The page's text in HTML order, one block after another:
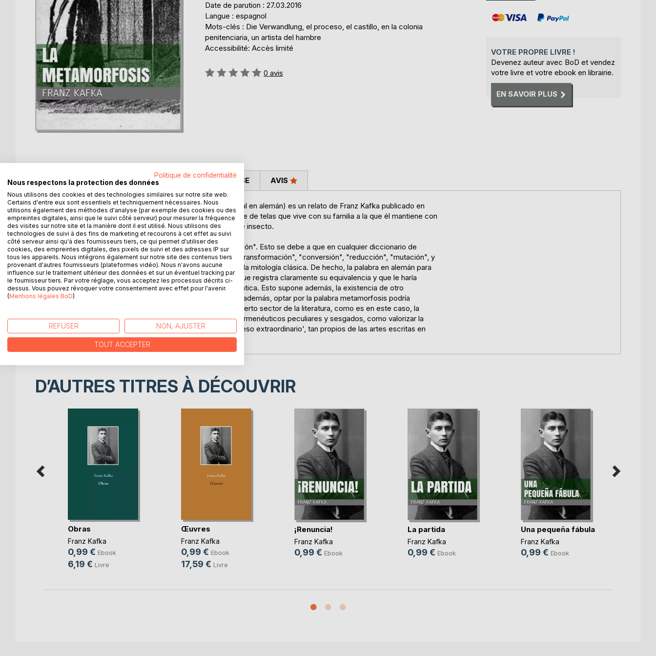
Date de parution : 27.03.2016
Langue : espagnol
Mots-clés : Die Verwandlung, el proceso, el castillo, en la colonia
penitenciaria, un artista del hambre
Accessibilité: Accès limité
Évaluation:
0 avis
VOTRE PROPRE LIVRE !
Devenez auteur avec BoD et vendez
votre livre et votre ebook en librairie.
EN SAVOIR PLUS
DESCRIPTION
"La metamorfosis" ("Die Verwandlung", en su título original en alemán) es un relato de Franz Kafka publicado en
1915 que narra la historia de Gregor Samsa, un comerciante de telas que vive con su familia a la que él mantiene con
su sueldo, quien un día amanece convertido en un enorme insecto.
En ocasiones el título es traducido como "La transformación". Esto se debe a que en cualquier diccionario de
alemán, la voz "Verwandlung" corresponde a "cambio", "transformación", "conversión", "reducción", "mutación", y
solo como "Metamorfosis" cuando apunta al lenguaje de la mitología clásica. De hecho, la palabra en alemán para
denominar Metamorfosis, es "Metamorphose", término que registra claramente su equivalencia y que le haría
prescindir de la voz Verwandlung para su traslación idiomática. Esto supone además, la existencia de otro
sustantivo con valor semántico independiente. Por ello, y además, optar por la palabra metamorfosis podría
significar elegir un sustantivo muy concreto y atinente a cierto sector de la literatura, como es en este caso, la
griega. De ahí en adelante "pueden cometerse errores hermenéuticos peculiares y sesgados, como valorizar la
obra por su carácter de 'fantástica transmutación' o 'suceso extraordinario', tan propios de las artes escritas en
Grecia, pero impropias en la narrativa Kafkiana".
AUTEUR(S) CRITIQUES PRESSE AVIS
D’AUTRES TITRES À DÉCOUVRIR
Obras
Franz Kafka
0,99 € Ebook
6,19 € Livre
Œuvres
Franz Kafka
0,99 € Ebook
17,59 € Livre
¡Renuncia!
Franz Kafka
0,99 € Ebook
La partida
Franz Kafka
0,99 € Ebook
Una pequeña fábula
Franz Kafka
0,99 € Ebook
Politique de confidentialité
Nous respectons la protection des données
Nous utilisons des cookies et des technologies similaires sur notre site web.
Certains d'entre eux sont essentiels et techniquement nécessaires. Nous
utilisons également des méthodes d'analyse (par exemple des cookies ou des
empreintes digitales, ainsi que le suivi côté serveur) pour mesurer la fréquence
des visites sur notre site et la manière dont il est utilisé. Nous utilisons des
technologies de suivi à des fins de marketing et recourons à cet effet au suivi
côté serveur ainsi qu'à des fournisseurs tiers, ce qui permet d'utiliser des
cookies, des empreintes digitales, des pixels de suivi et des adresses IP sur
tous les appareils. Nous intégrons également sur notre site des contenus tiers
provenant d'autres fournisseurs (plateformes vidéo). Nous n'avons aucune
influence sur le traitement ultérieur des données et sur un éventuel tracking par
le fournisseur tiers. Par votre réglage, vous acceptez les processus décrits ci-
dessus. Vous pouvez révoquer votre consentement avec effet pour l'avenir.
(Mentions légales BoD)
REFUSER NON, AJUSTER
TOUT ACCEPTER